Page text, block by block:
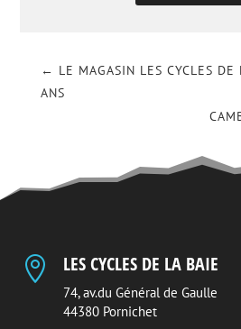
← LE MAGASIN LES CYCLES
ANS
 LES CYCLES DE LA BAIE
74, av.du Général de Gaulle
44380 Pornichet